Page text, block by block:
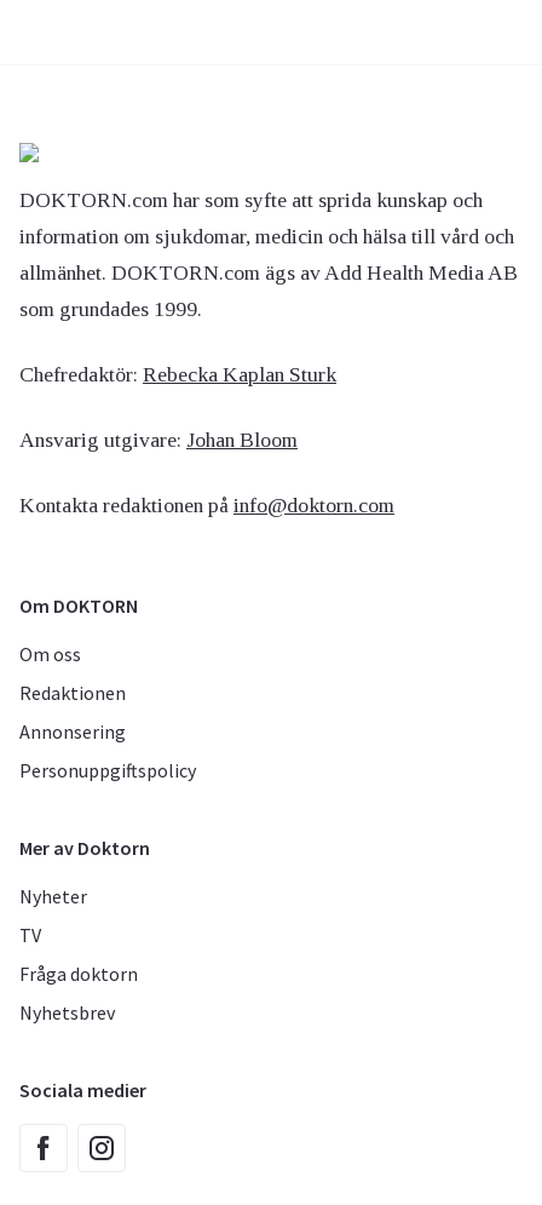
DOKTORN.com har som syfte att sprida kunskap och
information om sjukdomar, medicin och hälsa till vård och
allmänhet. DOKTORN.com ägs av Add Health Media AB
som grundades 1999.
Chefredaktör: Rebecka Kaplan Sturk
Ansvarig utgivare: Johan Bloom
Kontakta redaktionen på info@doktorn.com
Om DOKTORN
Om oss
Redaktionen
Annonsering
Personuppgiftspolicy
Mer av Doktorn
Nyheter
TV
Fråga doktorn
Nyhetsbrev
Sociala medier